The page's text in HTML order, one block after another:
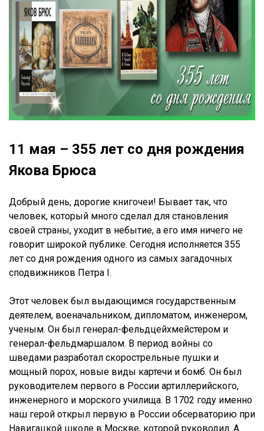
11 мая – 355 лет со дня рождения
Якова Брюса
Добрый день, дорогие книгочеи! Бывает так, что
человек, который много сделал для становления
своей страны, уходит в небытие, а его имя ничего не
говорит широкой публике. Сегодня исполняется 355
лет со дня рождения одного из самых загадочных
сподвижников Петра I.
Этот человек был выдающимся государственным
деятелем, военачальником, дипломатом, инженером,
ученым. Он был генерал-фельдцейхмейстером и
генерал-фельдмаршалом. В период войны со
шведами разработал скорострельные пушки и
мощный порох, новые виды картечи и бомб. Он был
руководителем первого в России артиллерийского,
инженерного и морского училища. В 1702 году именно
наш герой открыл первую в России обсерваторию при
Навигацкой школе в Москве, которой руководил. А